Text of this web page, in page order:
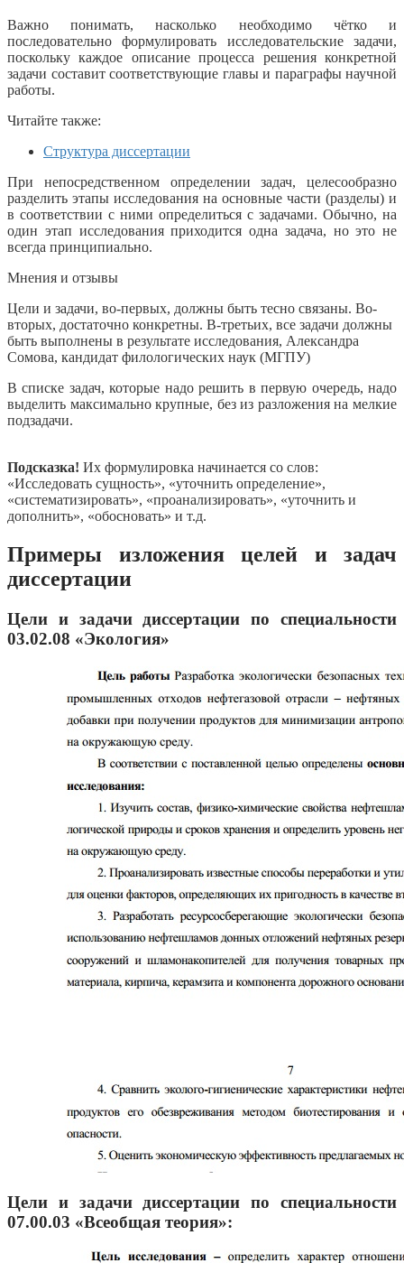
Важно понимать, насколько необходимо чётко и
последовательно формулировать исследовательские задачи,
поскольку каждое описание процесса решения конкретной
задачи составит соответствующие главы и параграфы научной
работы.
Читайте также:
Структура диссертации
При непосредственном определении задач, целесообразно
разделить этапы исследования на основные части (разделы) и
в соответствии с ними определиться с задачами. Обычно, на
один этап исследования приходится одна задача, но это не
всегда принципиально.
Мнения и отзывы
Цели и задачи, во-первых, должны быть тесно связаны. Во-
вторых, достаточно конкретны. В-третьих, все задачи должны
быть выполнены в результате исследования, Александра
Сомова, кандидат филологических наук (МГПУ)
В списке задач, которые надо решить в первую очередь, надо
выделить максимально крупные, без из разложения на мелкие
подзадачи.
Подсказка! Их формулировка начинается со слов:
«Исследовать сущность», «уточнить определение»,
«систематизировать», «проанализировать», «уточнить и
дополнить», «обосновать» и т.д.
Примеры изложения целей и задач
диссертации
Цели и задачи диссертации по специальности
03.02.08 «Экология»
Цели и задачи диссертации по специальности
07.00.03 «Всеобщая теория»: